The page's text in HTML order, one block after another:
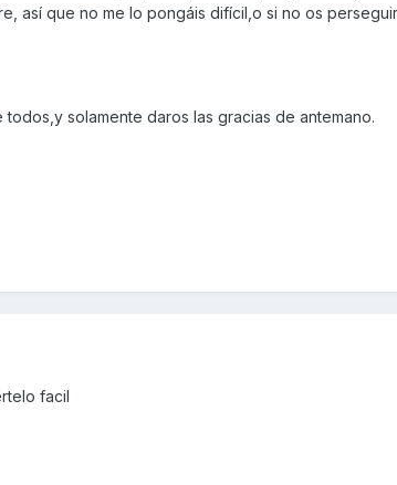
así que no me lo pongáis difícil,o si no os
solamente daros las gracias de antemano.
facil